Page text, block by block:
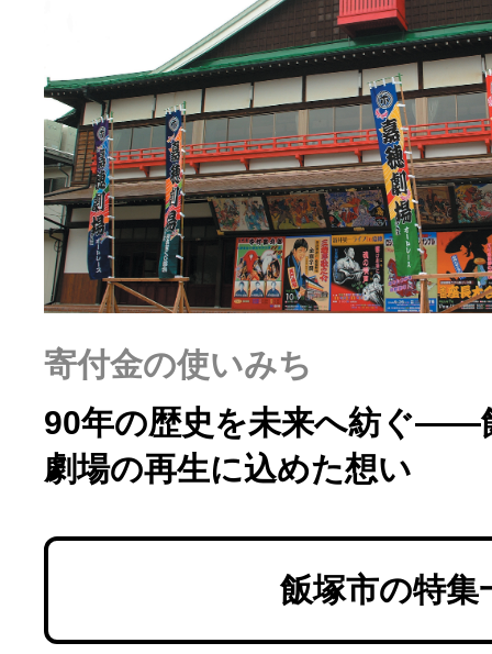
よくあるご質問
問い合わせ
寄付金の使いみち
90年の歴史を未来へ紡ぐ――
劇場の再生に込めた想い
飯塚市の特集